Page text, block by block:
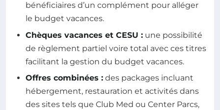
bénéficiaires d’un complément pour alléger
le budget vacances.
Chèques vacances et CESU : une possibilité
de règlement partiel voire total avec ces titres
facilitant la gestion du budget vacances.
Offres combinées : des packages incluant
hébergement, restauration et activités dans
des sites tels que Club Med ou Center Parcs,